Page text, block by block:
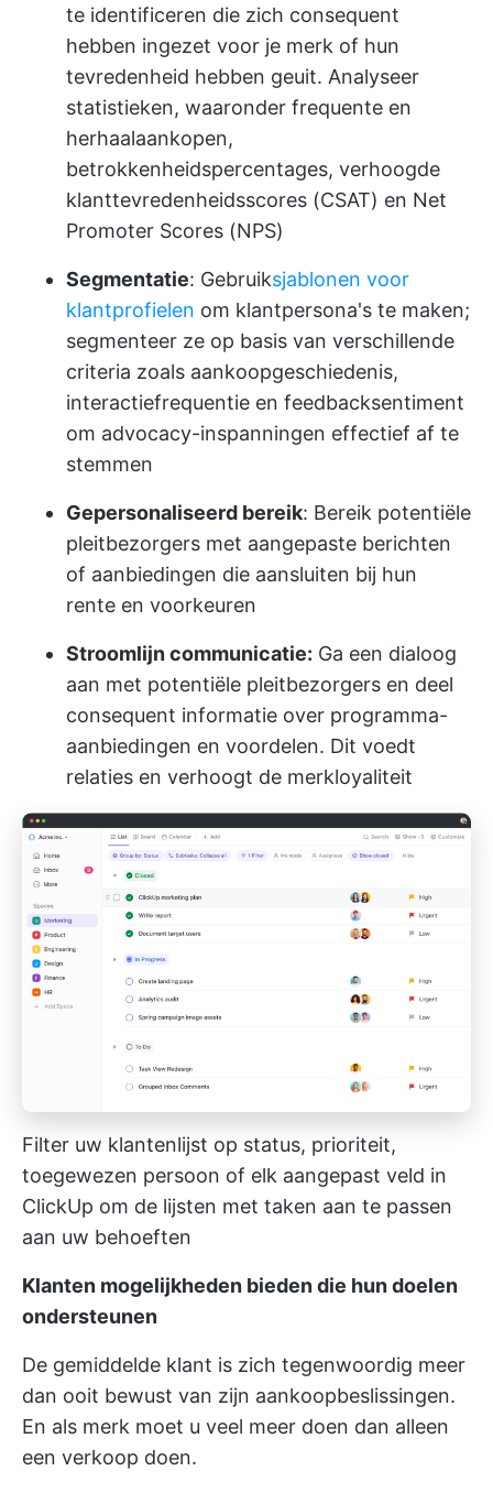
te identificeren die zich consequent
hebben ingezet voor je merk of hun
tevredenheid hebben geuit. Analyseer
statistieken, waaronder frequente en
herhaalaankopen,
betrokkenheidspercentages, verhoogde
klanttevredenheidsscores (CSAT) en Net
Promoter Scores (NPS)
Segmentatie: Gebruiksjablonen voor
klantprofielen om klantpersona's te maken;
segmenteer ze op basis van verschillende
criteria zoals aankoopgeschiedenis,
interactiefrequentie en feedbacksentiment
om advocacy-inspanningen effectief af te
stemmen
Gepersonaliseerd bereik: Bereik potentiële
pleitbezorgers met aangepaste berichten
of aanbiedingen die aansluiten bij hun
rente en voorkeuren
Stroomlijn communicatie: Ga een dialoog
aan met potentiële pleitbezorgers en deel
consequent informatie over programma-
aanbiedingen en voordelen. Dit voedt
relaties en verhoogt de merkloyaliteit
Filter uw klantenlijst op status, prioriteit,
toegewezen persoon of elk aangepast veld in
ClickUp om de lijsten met taken aan te passen
aan uw behoeften
Klanten mogelijkheden bieden die hun doelen
ondersteunen
De gemiddelde klant is zich tegenwoordig meer
dan ooit bewust van zijn aankoopbeslissingen.
En als merk moet u veel meer doen dan alleen
een verkoop doen.